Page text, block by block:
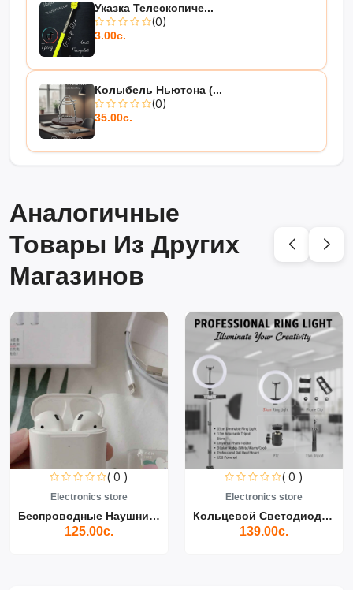
Указка Телескопиче...
(0)
3.00с.
Колыбель Ньютона (...
(0)
35.00с.
Аналогичные
Товары Из Других
Магазинов
( 0 )
Electronics store
Беспроводные Наушники Air...
125.00с.
( 0 )
Electronics store
Кольцевой Светодиодный Св...
139.00с.